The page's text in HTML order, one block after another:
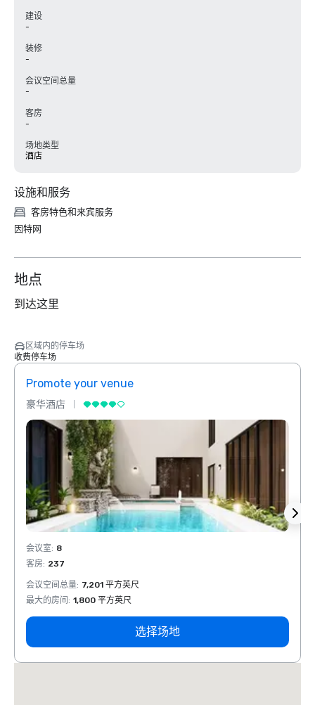
建设
-
装修
-
会议空间总量
-
客房
-
场地类型
酒店
设施和服务
客房特色和来宾服务
因特网
地点
到达这里
区域内的停车场
收费停车场
Promote your venue
豪华酒店
会议室: 8
客房: 237
会议空间总量: 7,201 平方英尺
最大的房间 : 1,800 平方英尺
选择场地